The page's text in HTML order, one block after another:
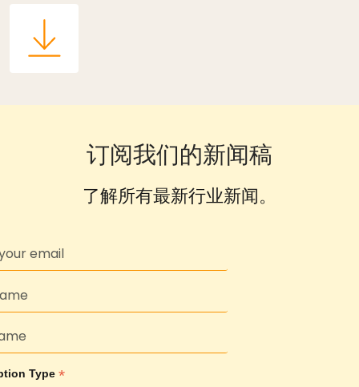
订阅我们的新闻稿
了解所有最新行业新闻。
Type *